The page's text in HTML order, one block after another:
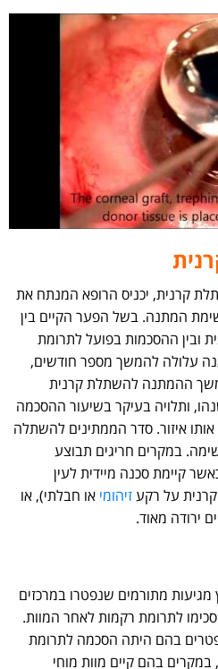
קרנית, יכניס הרופא המנתח את
המתנה. בשל הפער הקיים בין
ובין ההסכמות בפועל לתרומת
עלולה להמשך מספר חודשים,
ההמתנה להשתלת קרנית
ותלויה בעיקר בשיעור ההסכמה
איזור. סדר הממתינים להשתלה
במקרים חריגים תבוצע
קיימת סכנה מיידית לעין
על רקעזיהומי או חבלתי), או
ירודה מאוד.
מתורמים שנפטרו במרכזים
לתרומת רקמות לאחר המוות.
בהם היתה הסכמה לתרומת
במקרים בהם קיים מוות מוחי